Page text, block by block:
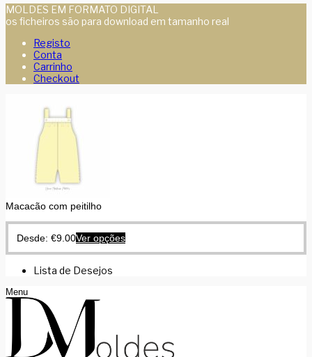
MOLDES EM FORMATO DIGITAL
os ficheiros são para download em tamanho real
Registo
Conta
Carrinho
Checkout
Macacão com peitilho
Desde: €9.00Ver opções
Lista de Desejos
Menu